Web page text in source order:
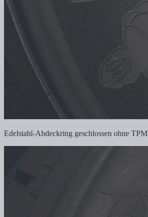
Edelstahl-Abdeckring geschlossen ohne TPM